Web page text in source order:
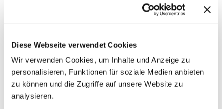
Diese Webseite verwendet Cookies
Wir verwenden Cookies, um Inhalte und Anzeige zu
personalisieren, Funktionen für soziale Medien anbieten
zu können und die Zugriffe auf unsere Website zu
analysieren.
JUGENDAUSTAUSCH
KINDER- UND JUGENDREISE
Förderprogramme
PRAKTIKUM
Förderprogramme
ZIELGRUPPEN
Anfahrt
Anfahrt auf Google Maps planen
Social